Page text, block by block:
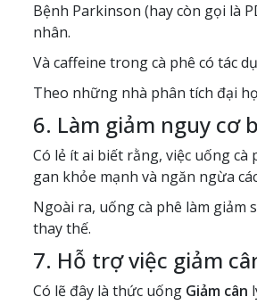
Bệnh Parkinson (hay còn gọi là
nhân.
Và caffeine trong cà phê có tác
Theo những nhà phân tích đại
6. Làm giảm nguy cơ
Có lẻ ít ai biết rằng, việc uống
gan khỏe mạnh và ngăn ngừa
Ngoài ra, uống cà phê làm
thay thế.
7. Hỗ trợ việc giảm
Có lẽ đây là thức uống Giảm cân